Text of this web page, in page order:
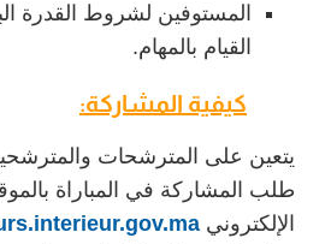
المستوفين لشروط القدرة
القيام بالمهام.
كيفية المشاركة:
يتعين على المترشحات
طلب المشاركة في المباراة
الإلكتروني